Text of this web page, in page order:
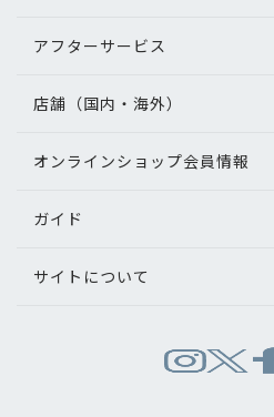
会社情報
パリミキについて
採用情報
メガネ
サングラス
補聴器
グッズ・小物
アフターサービス
アフターサービス
メガネの不具合、修理について
補聴器に関するアフターサービス
店舗（国内・海外）
店舗検索
オンラインショップ会員情報
ログイン
ガイド
オンラインショップご利用ガイド
サイトについて